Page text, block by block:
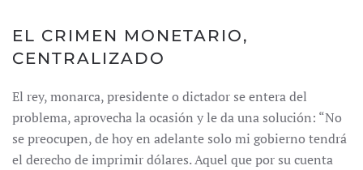
EL CRIMEN MONETARIO,
CENTRALIZADO
El rey, monarca, presidente o dictador se entera del
problema, aprovecha la ocasión y le da una solución: “No
se preocupen, de hoy en adelante solo mi gobierno tendrá
el derecho de imprimir dólares. Aquel que por su cuenta